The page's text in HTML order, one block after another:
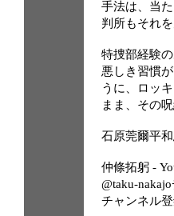
手法は、当
判所もそれ
特捜部経験
悪しき習慣
うに、ロッ
まま、その
石原莞爾平
仲條拓躬 -
@taku-
チャンネル